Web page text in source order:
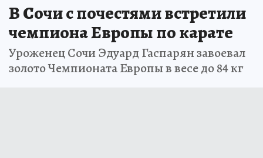
В Сочи с почестями встретили
чемпиона Европы по карате
Уроженец Сочи Эдуард Гаспарян завоевал
золото Чемпионата Европы в весе до 84 кг